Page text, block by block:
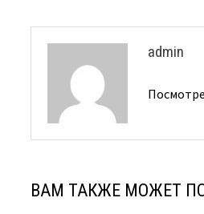
admin
ВАМ ТАКЖЕ МОЖЕТ